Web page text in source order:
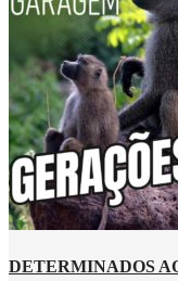
DETERMINADOS